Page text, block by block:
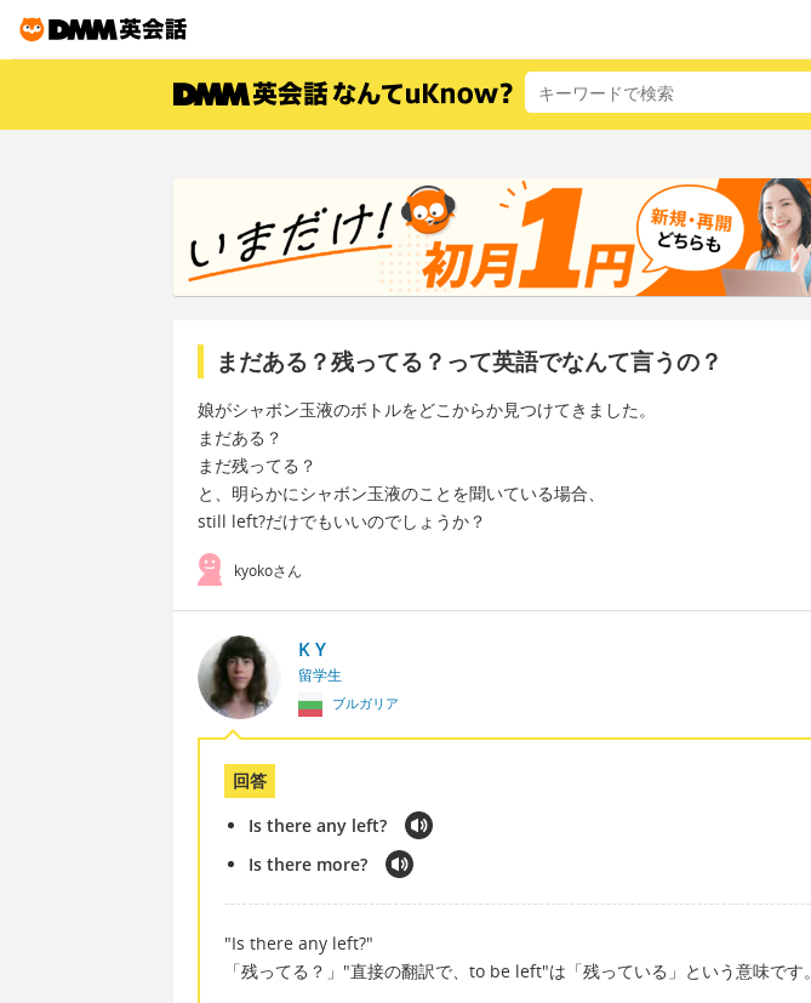
まだある？残ってる？って英語でなんて言うの？
娘がシャボン玉液のボトルをどこからか見つけてきました。
まだある？
まだ残ってる？
と、明らかにシャボン玉液のことを聞いている場合、
still left?だけでもいいのでしょうか？
kyokoさん
K Y
留学生
ブルガリア
回答
Is there any left?
Is there more?
"Is there any left?"
「残ってる？」"直接の翻訳で、to be left"は「残っている」という意味です。